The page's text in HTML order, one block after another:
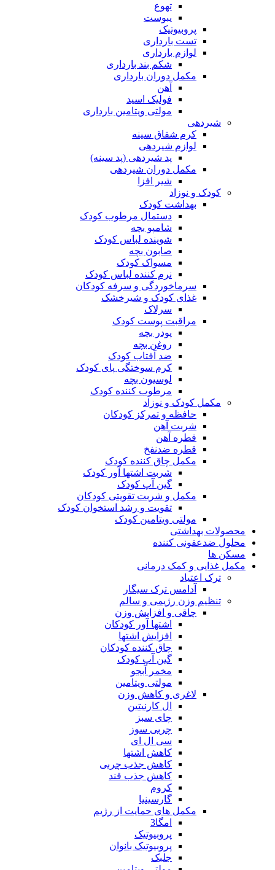
تهوع
یبوست
پروبیوتیک
تست بارداری
لوازم بارداری
شکم بند بارداری
مکمل دوران بارداری
آهن
فولیک اسید
مولتی ویتامین بارداری
شیردهی
کرم شقاق سینه
لوازم شیردهی
پد شیردهی (پد سینه)
مکمل دوران شیردهی
شیر افزا
کودک و نوزاد
بهداشت کودک
دستمال مرطوب کودک
شامپو بچه
شوینده لباس کودک
صابون بچه
مسواک کودک
نرم کننده لباس کودک
سرماخوردگی و سرفه کودکان
غذای کودک و شیرخشک
سرلاک
مراقبت پوست کودک
پودر بچه
روغن بچه
ضد آفتاب کودک
کرم سوختگی پای کودک
لوسیون بچه
مرطوب کننده کودک
مکمل کودک و نوزاد
حافظه و تمرکز کودکان
شربت آهن
قطره آهن
قطره ضدنفخ
مکمل چاق کننده کودک
شربت اشتها آور کودک
گین آپ کودک
مکمل و شربت تقویتی کودکان
تقویت و رشد استخوان کودک
مولتی ویتامین کودک
محصولات بهداشتی
محلول ضدعفونی کننده
مسکن ها
مکمل غذایی و کمک درمانی
ترک اعتیاد
آدامس ترک سیگار
تنظیم وزن رژیمی و سالم
چاقی و افزایش وزن
اشتها آور کودکان
افزایش اشتها
چاق کننده کودکان
گین آپ کودک
مخمر آبجو
مولتی ویتامین
لاغری و کاهش وزن
ال کارنیتین
چای سبز
چربی سوز
سی ال ای
کاهش اشتها
کاهش جذب چربی
کاهش جذب قند
کروم
گارسینیا
مکمل های حمایت از رژیم
امگا3
پروبیوتیک
پروبیوتیک بانوان
جلبک